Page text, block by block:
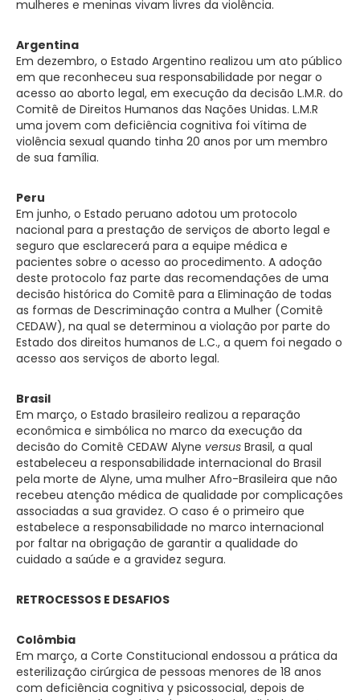
mulheres e meninas vivam livres da violência.
Argentina
Em dezembro, o Estado Argentino realizou um ato público
em que reconheceu sua responsabilidade por negar o
acesso ao aborto legal, em execução da decisão L.M.R. do
Comitê de Direitos Humanos das Nações Unidas. L.M.R
uma jovem com deficiência cognitiva foi vítima de
violência sexual quando tinha 20 anos por um membro
de sua família.
Peru
Em junho, o Estado peruano adotou um protocolo
nacional para a prestação de serviços de aborto legal e
seguro que esclarecerá para a equipe médica e
pacientes sobre o acesso ao procedimento. A adoção
deste protocolo faz parte das recomendações de uma
decisão histórica do Comitê para a Eliminação de todas
as formas de Descriminação contra a Mulher (Comitê
CEDAW), na qual se determinou a violação por parte do
Estado dos direitos humanos de L.C., a quem foi negado o
acesso aos serviços de aborto legal.
Brasil
Em março, o Estado brasileiro realizou a reparação
econômica e simbólica no marco da execução da
decisão do Comitê CEDAW Alyne versus Brasil, a qual
estabeleceu a responsabilidade internacional do Brasil
pela morte de Alyne, uma mulher Afro-Brasileira que não
recebeu atenção médica de qualidade por complicações
associadas a sua gravidez. O caso é o primeiro que
estabelece a responsabilidade no marco internacional
por faltar na obrigação de garantir a qualidade do
cuidado a saúde e a gravidez segura.
RETROCESSOS E DESAFIOS
Colômbia
Em março, a Corte Constitucional endossou a prática da
esterilização cirúrgica de pessoas menores de 18 anos
com deficiência cognitiva y psicossocial, depois de